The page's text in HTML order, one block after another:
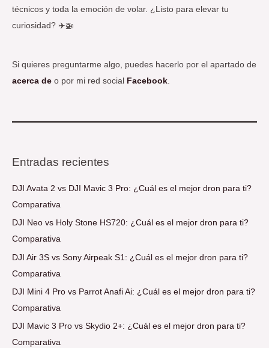
técnicos y toda la emoción de volar. ¿Listo para elevar tu
curiosidad? ✈️🚁
Si quieres preguntarme algo, puedes hacerlo por el apartado de
acerca de o por mi red social Facebook.
Entradas recientes
DJI Avata 2 vs DJI Mavic 3 Pro: ¿Cuál es el mejor dron para ti?
Comparativa
DJI Neo vs Holy Stone HS720: ¿Cuál es el mejor dron para ti?
Comparativa
DJI Air 3S vs Sony Airpeak S1: ¿Cuál es el mejor dron para ti?
Comparativa
DJI Mini 4 Pro vs Parrot Anafi Ai: ¿Cuál es el mejor dron para ti?
Comparativa
DJI Mavic 3 Pro vs Skydio 2+: ¿Cuál es el mejor dron para ti?
Comparativa